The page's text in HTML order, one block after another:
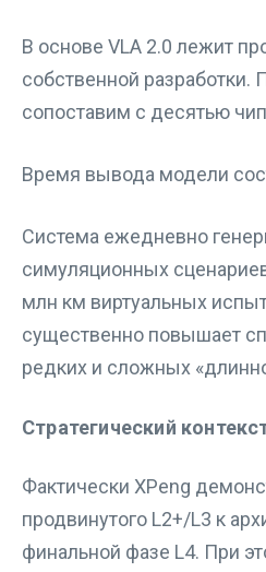
В основе VLA 2.0 лежит
собственной разработки.
сопоставим с десятью
Время вывода модели
Система ежедневно
симуляционных
млн км виртуальных
существенно повышает
редких и сложных
Стратегический
Фактически XPeng
продвинутого L2+/L3 к
финальной фазе L4. При